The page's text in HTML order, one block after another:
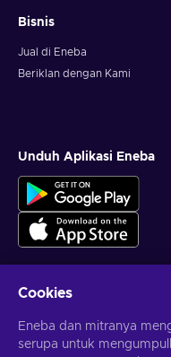
Bisnis
Jual di Eneba
Beriklan dengan Kami
Unduh Aplikasi Eneba
Cookies
Eneba dan mitranya
serupa untuk